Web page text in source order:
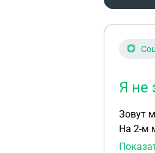
Я не
Зовут меня Надежда. Я беременна, 4-й
На 2-м